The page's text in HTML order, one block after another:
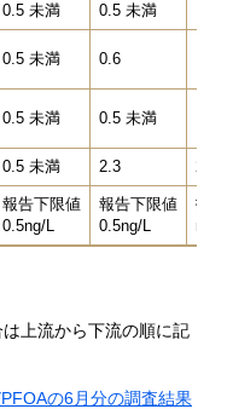
0.5 未満 0.5 未満
0.5 未満 0.6
0.5 未満 0.5 未満
0.5 未満 2.3 2.8
報告下限値
0.5ng/L
報告下限値
0.5ng/L
指
ng/L
上流から下流の順に記
の6月分の調査結果